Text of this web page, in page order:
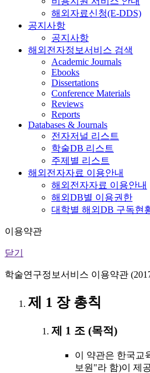
해외자료신청(E-DDS)
공지사항
공지사항
해외전자정보서비스 검색
Academic Journals
Ebooks
Dissertations
Conference Materials
Reviews
Reports
Databases & Journals
전자저널 리스트
학술DB 리스트
주제별 리스트
해외전자자료 이용안내
해외전자자료 이용안내
해외DB별 이용권한
대학별 해외DB 구독현
이용약관
닫기
학술연구정보서비스 이용약관
제 1 장 총칙
제 1 조 (목적)
이 약관은 한국교
보원"라 함)이 제